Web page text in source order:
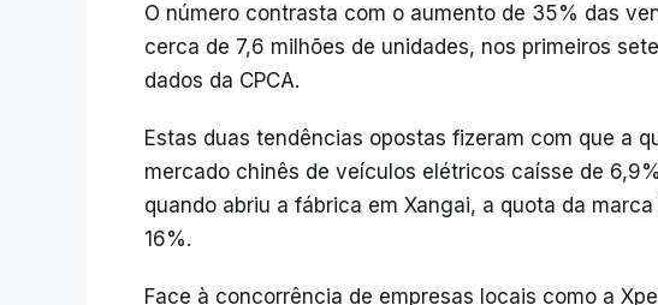
O número contrasta com o aumento de 35% das
cerca de 7,6 milhões de unidades, nos primeiros
dados da CPCA.
Estas duas tendências opostas fizeram com que a
mercado chinês de veículos elétricos caísse de
quando abriu a fábrica em Xangai, a quota da
16%.
Face à concorrência de empresas locais como a